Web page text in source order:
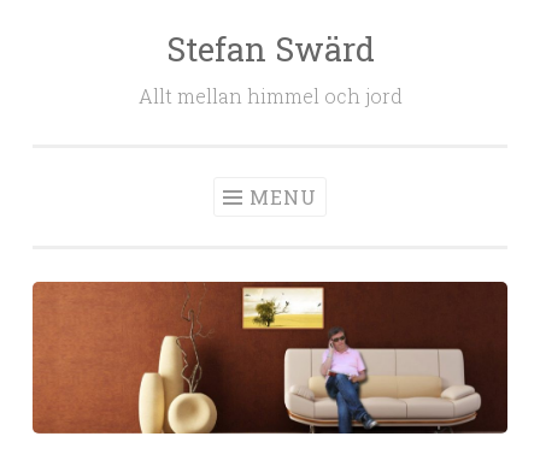
Stefan Swärd
Allt mellan himmel och jord
MENU